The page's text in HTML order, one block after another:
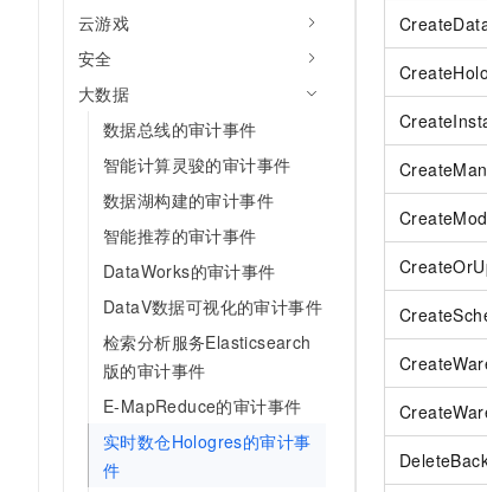
云游戏
安全
大数据
数据总线的审计事件
智能计算灵骏的审计事件
数据湖构建的审计事件
智能推荐的审计事件
DataWorks的审计事件
DataV数据可视化的审计事件
检索分析服务Elasticsearch
版的审计事件
E-MapReduce的审计事件
实时数仓Hologres的审计事
件
大模型解决方
快速部署 Dify，
10 分钟在聊天
终端用户计算
Serverless
迁移与运维管理
专有云